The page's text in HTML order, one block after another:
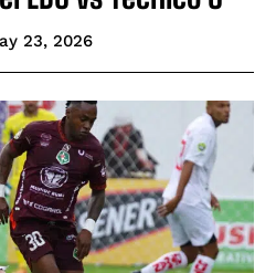
23, 2026